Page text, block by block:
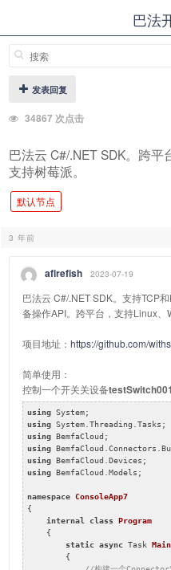
巴法
发表回复
34867 次点击
巴法云 C#/.NET SDK。跨平
支持树莓派。
默认节点
3 年前
afirefish 2023-07-19
巴法云 C#/.NET SDK。支持TCP
备操作API。跨平台，支持Linux、
项目地址： https://github.com/
简单使用：
控制一个开关关设备testSwitch001
using
using
using
using
using
using BemfaCloud.Models;
namespace ConsoleApp7
{
internal
class Program
static async Task Main
{